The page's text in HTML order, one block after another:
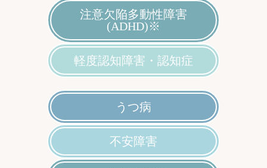
注意欠陥多動性障害
(ADHD)※
軽度認知障害・認知症
うつ病
不安障害